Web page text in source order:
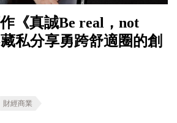
《真誠Be real，not
私分享勇跨舒適圈的創
財經商業